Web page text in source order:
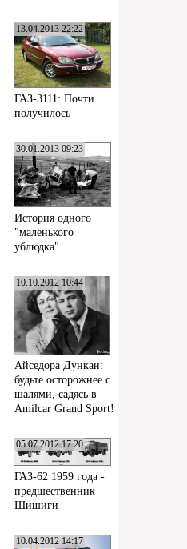
13.04.2013 22:22
ГАЗ-3111: Почти
получилось
30.01.2013 09:23
История одного
"маленького
ублюдка"
10.10.2012 10:44
Айседора Дункан:
будьте осторожнее с
шалями, садясь в
Amilcar Grand Sport!
05.07.2012 17:20
ГАЗ-62 1959 года -
предшественник
Шишиги
10.04.2012 14:17